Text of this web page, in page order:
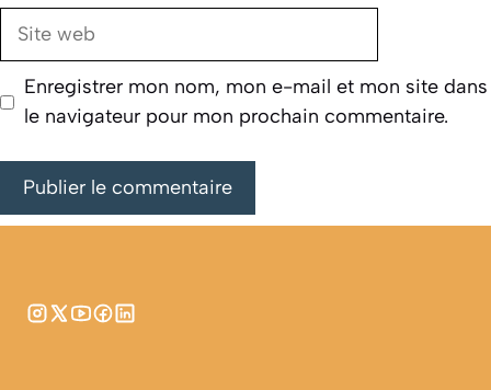
Site
Enregistrer mon nom, mon e-mail et mon site dans
le navigateur pour mon prochain commentaire.